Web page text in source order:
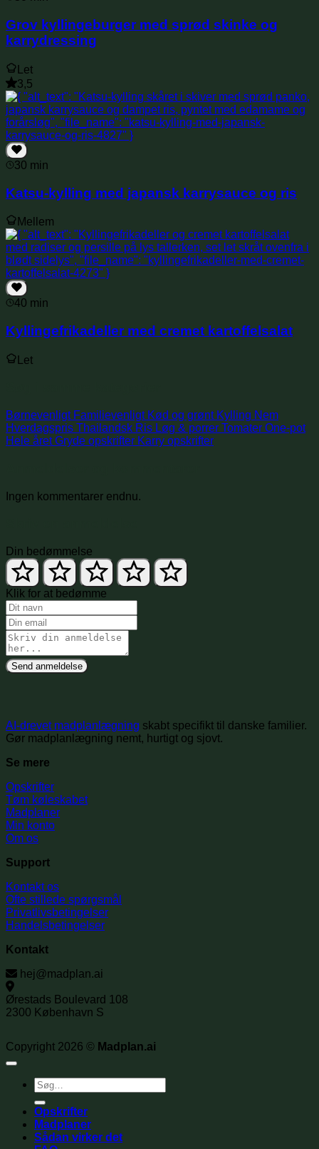
Grov kyllingeburger med sprød skinke og
karrydressing
Let
3,5
30 min
Katsu-kylling med japansk karrysauce og ris
Mellem
40 min
Kyllingefrikadeller med cremet kartoffelsalat
Let
Børnevenligt Familievenligt Kød og grønt Kylling Nem
Hverdagspris Thailandsk Ris Løg & porrer Tomater One-pot
Hele året Gryde opskrifter Karry opskrifter
Ingen kommentarer endnu.
Din bedømmelse
Klik for at bedømme
Send anmeldelse
AI-drevet madplanlægning skabt specifikt til danske familier.
Gør madplanlægning nemt, hurtigt og sjovt.
Se mere
Opskrifter
Tøm køleskabet
Madplaner
Min konto
Om os
Support
Kontakt os
Ofte stillede spørgsmål
Privatlivsbetingelser
Handelsbetingelser
Kontakt
hej@madplan.ai
Ørestads Boulevard 108
2300 København S
Copyright 2026 © Madplan.ai
Søg
efter:
Opskrifter
Madplaner
Sådan virker det